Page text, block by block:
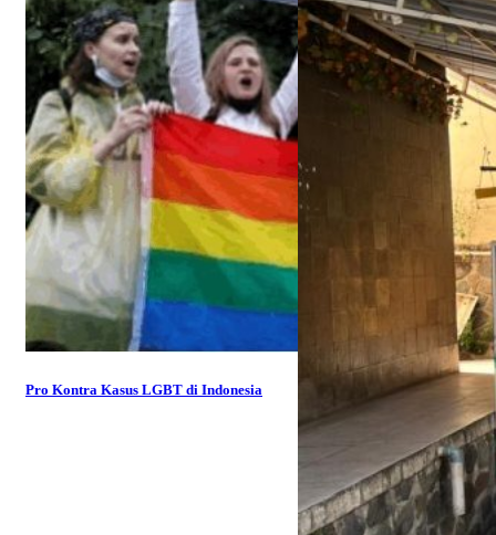
Pro Kontra Kasus LGBT di Indonesia